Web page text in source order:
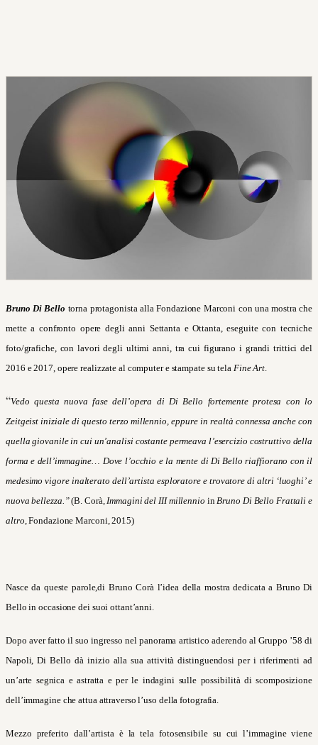
Bruno Di Bello torna protagonista alla Fondazione Marconi con una mostra che
mette a confronto opere degli anni Settanta e Ottanta, eseguite con tecniche
foto/grafiche, con lavori degli ultimi anni, tra cui figurano i grandi trittici del
2016 e 2017, opere realizzate al computer e stampate su tela Fine Art.
“Vedo questa nuova fase dell’opera di Di Bello fortemente protesa con lo
Zeitgeist iniziale di questo terzo millennio, eppure in realtà connessa anche con
quella giovanile in cui un’analisi costante permeava l’esercizio costruttivo della
forma e dell’immagine… Dove l’occhio e la mente di Di Bello riaffiorano con il
medesimo vigore inalterato dell’artista esploratore e trovatore di altri ‘luoghi’ e
nuova bellezza.”(B. Corà,Immagini del III millennio inBruno Di Bello Frattali e
altro, Fondazione Marconi, 2015)
Nasce da queste parole,di Bruno Corà l’idea della mostra dedicata a Bruno Di
Bello in occasione dei suoi ottant’anni.
Dopo aver fatto il suo ingresso nel panorama artistico aderendo al Gruppo ’58 di
Napoli, Di Bello dà inizio alla sua attività distinguendosi per i riferimenti ad
un’arte segnica e astratta e per le indagini sulle possibilità di scomposizione
dell’immagine che attua attraverso l’uso della fotografia.
Mezzo preferito dall’artista è la tela fotosensibile su cui l’immagine viene